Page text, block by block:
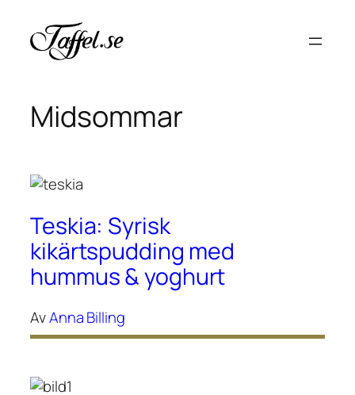
innehåll
Midsommar
Teskia: Syrisk
kikärtspudding med
hummus & yoghurt
AvAnna Billing